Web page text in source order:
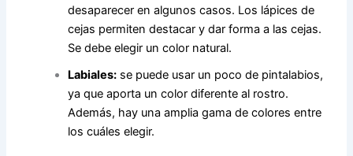
desaparecer en algunos casos. Los lápices de
cejas permiten destacar y dar forma a las cejas.
Se debe elegir un color natural.
Labiales: se puede usar un poco de pintalabios,
ya que aporta un color diferente al rostro.
Además, hay una amplia gama de colores entre
los cuáles elegir.